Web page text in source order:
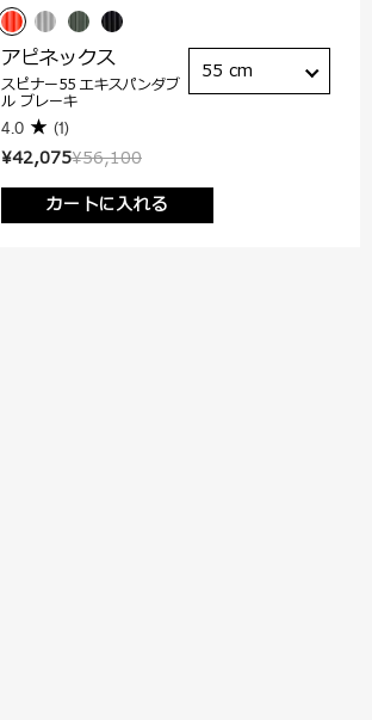
¥56,100
¥42,075
カートに入れる
アピネックス
スピナー55 エキスパンダブ
ル ブレーキ
4.0 (1)
55 cm